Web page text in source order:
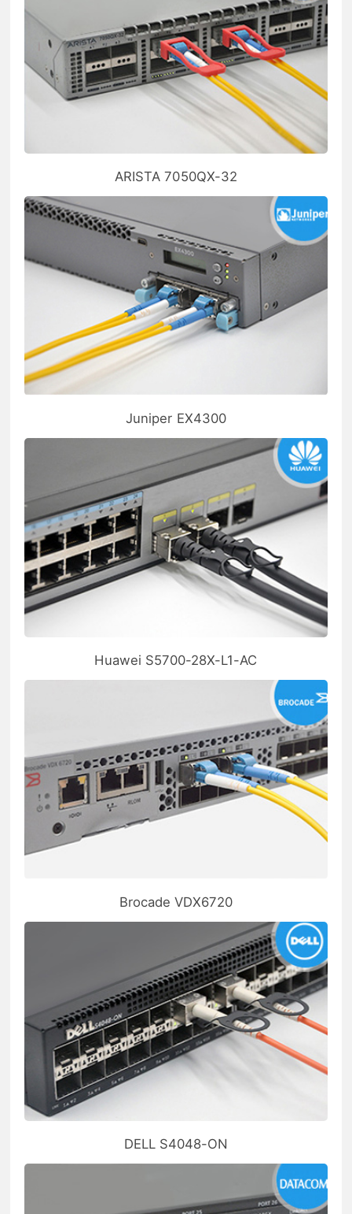
ARISTA 7050QX-32
Juniper EX4300
Huawei S5700-28X-L1-AC
Brocade VDX6720
DELL S4048-ON